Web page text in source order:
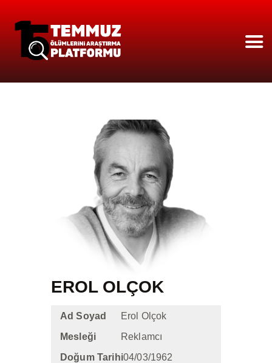
ANASAYFA
HAKKIMIZDA
ÇÖZÜLEN OLAYLAR
251 İSIM
BASINDA PLATFORM
VIDEO GALERİ
EROL OLÇOK
Ad Soyad
Erol Olçok
Mesleği
Reklamcı
Doğum Tarihi04/03/1962